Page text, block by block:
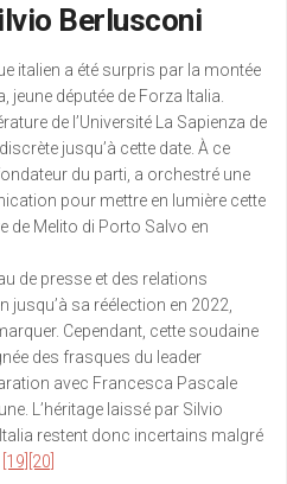
Berlusconi
italien a été surpris par la montée
députée de Forza Italia.
de l’Université La Sapienza de
jusqu’à cette date. À ce
du parti, a orchestré une
pour mettre en lumière cette
de Melito di Porto Salvo en
de presse et des relations
jusqu’à sa réélection en 2022,
Cependant, cette soudaine
des frasques du leader
avec Francesca Pascale
L’héritage laissé par Silvio
restent donc incertains malgré
[19] [20]